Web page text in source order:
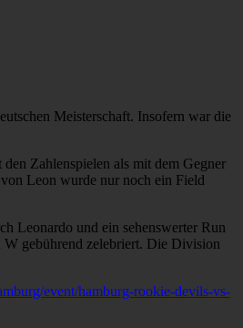
Meisterschaft. Insofern war die
Zahlenspielen als mit dem Gegner
Leon wurde nur noch ein Field
Leonardo und ein sehenswerter Run
W gebührend zelebriert. Die Division
event/hamburg-rookie-devils-vs-